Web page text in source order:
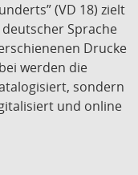
(VD 18) zielt
Sprache
Drucke
werden die
sondern
und online